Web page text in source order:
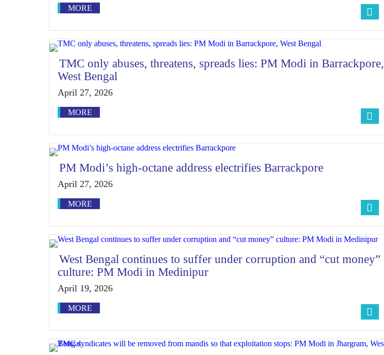
MORE
TMC only abuses, threatens, spreads lies: PM Modi in Barrackpore,
West Bengal
April 27, 2026
MORE
PM Modi’s high-octane address electrifies Barrackpore
April 27, 2026
MORE
West Bengal continues to suffer under corruption and “cut money”
culture: PM Modi in Medinipur
April 19, 2026
MORE